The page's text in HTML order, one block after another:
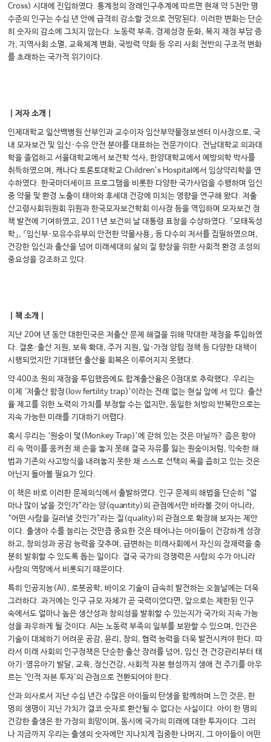
Cross) 시대에 진입하였다. 통계청의 장래인구추계에 따르면 현재 약 5천만 명
수준의 인구는 수십 년 안에 급격히 감소할 것으로 전망된다. 이러한 변화는 단순
히 숫자의 감소에 그치지 않는다. 노동력 부족, 경제성장 둔화, 복지 재정 부담 증
가, 지역사회 소멸, 교육체계 변화, 국방력 약화 등 우리 사회 전반의 구조적 변화
를 초래하는 국가적 위기이다.
｜저자 소개｜
인제대학교 일산백병원 산부인과 교수이자 임산부약물정보센터 이사장으로, 국
내 모자보건 및 임신·수유 안전 분야를 대표하는 전문가이다. 전남대학교 의과대
학을 졸업하고 서울대학교에서 보건학 석사, 한양대학교에서 예방의학 박사를
취득하였으며, 캐나다 토론토대학교 Children’s Hospital에서 임상약리학을 연
수하였다. 한국마더세이프 프로그램을 비롯한 다양한 국가사업을 수행하며 임신
중 약물 및 환경 노출이 태아와 후세대 건강에 미치는 영향을 연구해 왔다. 저출
산고령사회위원회 위원과 한국모자보건학회 이사장 등을 역임하며 모자보건 정
책 발전에 기여하였고, 2011년 보건의 날 대통령 표창을 수상하였다. 『모태독성
학』, 『임신부·모유수유부의 안전한 약물사용』 등 다수의 저서를 집필하였으며,
건강한 임신과 출산을 넘어 미래세대의 삶의 질 향상을 위한 사회적 환경 조성의
중요성을 강조하고 있다.
｜책 소개｜
지난 20여 년 동안 대한민국은 저출산 문제 해결을 위해 막대한 재정을 투입하였
다. 결혼·출산 지원, 보육 확대, 주거 지원, 일·가정 양립 정책 등 다양한 대책이
시행되었지만 기대했던 출산율 회복은 이루어지지 못했다.
약 400조 원의 재정을 투입했음에도 합계출산율은 0점대로 추락했다. 우리는
이제 ‘저출산 함정(low fertility trap)’이라는 전례 없는 현실 앞에 서 있다. 출산
율 제고를 위한 노력의 가치를 부정할 수는 없지만, 동일한 처방의 반복만으로는
지속 가능한 미래를 기대하기 어렵다.
혹시 우리는 ‘원숭이 덫(Monkey Trap)’에 갇혀 있는 것은 아닐까? 좁은 항아
리 속 먹이를 움켜쥔 채 손을 놓지 못해 결국 자유를 잃는 원숭이처럼, 익숙한 해
법과 기존의 사고방식을 내려놓지 못한 채 스스로 선택의 폭을 좁히고 있는 것은
아닌지 돌아볼 필요가 있다.
이 책은 바로 이러한 문제의식에서 출발하였다. 인구 문제의 해법을 단순히 “얼
마나 많이 낳을 것인가”라는 양(quantity)의 관점에서만 바라볼 것이 아니라,
“어떤 사람을 길러낼 것인가”라는 질(quality)의 관점으로 확장해 보자는 제안
이다. 출생아 수를 늘리는 것만큼 중요한 것은 태어나는 아이들이 건강하게 성장
하고, 창의성과 공감 능력을 갖추며, 급변하는 미래사회에서 자신의 잠재력을 충
분히 발휘할 수 있도록 돕는 일이다. 결국 국가의 경쟁력은 사람의 수가 아니라
사람의 역량에서 비롯되기 때문이다.
특히 인공지능(AI), 로봇공학, 바이오 기술이 급속히 발전하는 오늘날에는 더욱
그러하다. 과거에는 인구 규모 자체가 곧 국력이었다면, 앞으로는 제한된 인구
속에서도 얼마나 높은 생산성과 창의성을 발휘할 수 있는지가 국가의 지속 가능
성을 좌우하게 될 것이다. AI는 노동력 부족의 일부를 보완할 수 있으며, 인간은
기술이 대체하기 어려운 공감, 윤리, 창의, 협력 능력을 더욱 발전시켜야 한다. 따
라서 미래 사회의 인구정책은 단순한 출산 장려를 넘어, 임신 전 건강관리부터 태
아기·영유아기 발달, 교육, 정신건강, 사회적 자본 형성까지 생애 전 주기를 아우
르는 ‘인적 자본 투자`의 관점으로 전환되어야 한다.
산과 의사로서 지난 수십 년간 수많은 아이들의 탄생을 함께하며 느낀 것은, 한
명의 생명이 지닌 가치가 결코 숫자로 환산될 수 없다는 사실이다. 아이 한 명의
건강한 출생은 한 가정의 희망이며, 동시에 국가의 미래에 대한 투자이다. 그러
나 지금까지 우리는 출생의 숫자에만 지나치게 집중한 나머지, 그 아이들이 어떤